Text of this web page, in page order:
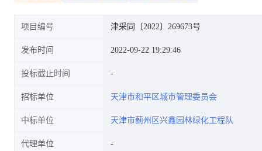
2022-C-007)合同公告
项目编号 津采同〔2022〕269673号
发布时间 2022-09-22 19:29:46
投标截止时间
招标单位 天津市和平区城市管理委员会
中标单位 天津市蓟州区兴鑫园林绿化工程队
代理单位